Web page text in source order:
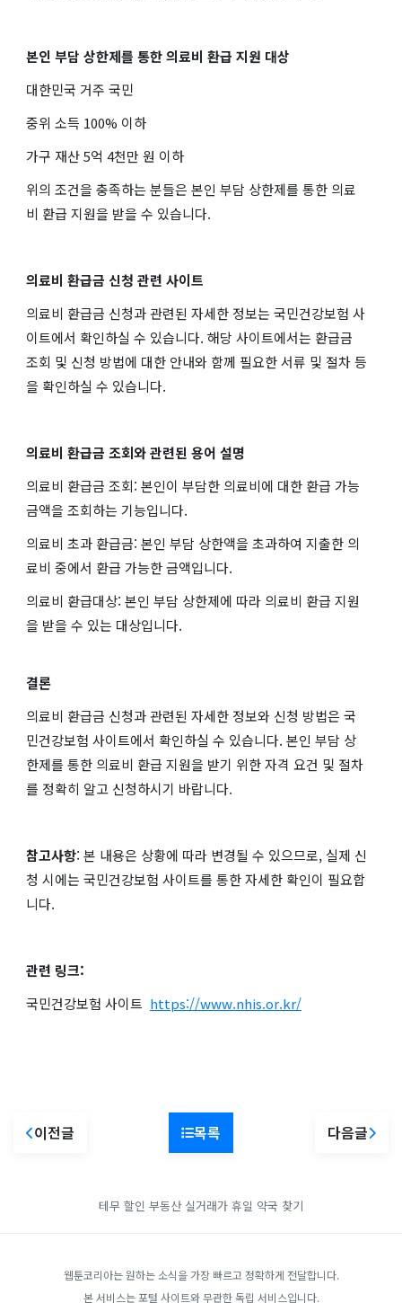
본인 부담 상한제를 통한 의료비 환급 지원 대상
대한민국 거주 국민
중위 소득 100% 이하
가구 재산 5억 4천만 원 이하
위의 조건을 충족하는 분들은 본인 부담 상한제를 통한 의료
비 환급 지원을 받을 수 있습니다.
의료비 환급금 신청 관련 사이트
의료비 환급금 신청과 관련된 자세한 정보는 국민건강보험 사
이트에서 확인하실 수 있습니다. 해당 사이트에서는 환급금
조회 및 신청 방법에 대한 안내와 함께 필요한 서류 및 절차 등
을 확인하실 수 있습니다.
의료비 환급금 조회와 관련된 용어 설명
의료비 환급금 조회: 본인이 부담한 의료비에 대한 환급 가능
금액을 조회하는 기능입니다.
의료비 초과 환급금: 본인 부담 상한액을 초과하여 지출한 의
료비 중에서 환급 가능한 금액입니다.
의료비 환급대상: 본인 부담 상한제에 따라 의료비 환급 지원
을 받을 수 있는 대상입니다.
결론
의료비 환급금 신청과 관련된 자세한 정보와 신청 방법은 국
민건강보험 사이트에서 확인하실 수 있습니다. 본인 부담 상
한제를 통한 의료비 환급 지원을 받기 위한 자격 요건 및 절차
를 정확히 알고 신청하시기 바랍니다.
참고사항: 본 내용은 상황에 따라 변경될 수 있으므로, 실제 신
청 시에는 국민건강보험 사이트를 통한 자세한 확인이 필요합
니다.
관련 링크:
국민건강보험 사이트 https://www.nhis.or.kr/
이전글 목록 다음글
테무 할인 부동산 실거래가 휴일 약국 찾기
웹툰코리아는 원하는 소식을 가장 빠르고 정확하게 전달합니다.
본 서비스는 포털 사이트와 무관한 독립 서비스입니다.